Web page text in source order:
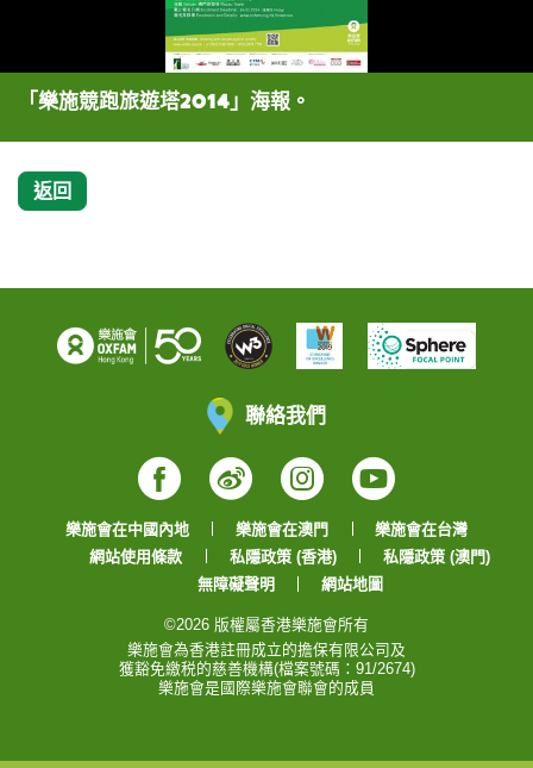
「樂施競跑旅遊塔2014」海報。
返回
聯絡我們
Facebook
WeiboInstagram
YouTube
樂施會在中國內地 樂施會在澳門
樂施會在台灣
網站使用條款
私隱政策 (香港)
私隱政策 (澳門)
無障礙聲明
網站地圖
©2026 版權屬香港樂施會所有
樂施會為香港註冊成立的擔保有限公司及
獲豁免繳税的慈善機構(檔案號碼：91/2674)
樂施會是國際樂施會聯會的成員